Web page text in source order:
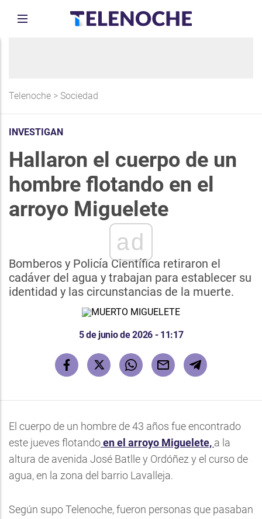
Telenoche > Sociedad
INVESTIGAN
Hallaron el cuerpo de un
hombre flotando en el
arroyo Miguelete
ad
Bomberos y Policía Científica retiraron el
cadáver del agua y trabajan para establecer su
identidad y las circunstancias de la muerte.
5 de junio de 2026 - 11:17
El cuerpo de un hombre de 43 años fue encontrado
este jueves flotandoen el arroyo Miguelete, a la
altura de avenida José Batlle y Ordóñez y el curso de
agua, en la zona del barrio Lavalleja.
Según supo Telenoche, fueron personas que pasaban